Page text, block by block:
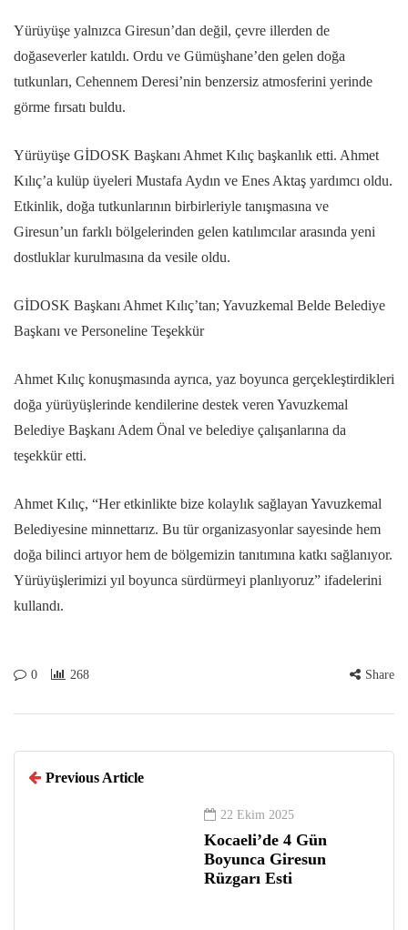
Yürüyüşe yalnızca Giresun’dan değil, çevre illerden de
doğaseverler katıldı. Ordu ve Gümüşhane’den gelen doğa
tutkunları, Cehennem Deresi’nin benzersiz atmosferini yerinde
görme fırsatı buldu.
Yürüyüşe GİDOSK Başkanı Ahmet Kılıç başkanlık etti. Ahmet
Kılıç’a kulüp üyeleri Mustafa Aydın ve Enes Aktaş yardımcı oldu.
Etkinlik, doğa tutkunlarının birbirleriyle tanışmasına ve
Giresun’un farklı bölgelerinden gelen katılımcılar arasında yeni
dostluklar kurulmasına da vesile oldu.
GİDOSK Başkanı Ahmet Kılıç’tan; Yavuzkemal Belde Belediye
Başkanı ve Personeline Teşekkür
Ahmet Kılıç konuşmasında ayrıca, yaz boyunca gerçekleştirdikleri
doğa yürüyüşlerinde kendilerine destek veren Yavuzkemal
Belediye Başkanı Adem Önal ve belediye çalışanlarına da
teşekkür etti.
Ahmet Kılıç, “Her etkinlikte bize kolaylık sağlayan Yavuzkemal
Belediyesine minnettarız. Bu tür organizasyonlar sayesinde hem
doğa bilinci artıyor hem de bölgemizin tanıtımına katkı sağlanıyor.
Yürüyüşlerimizi yıl boyunca sürdürmeyi planlıyoruz” ifadelerini
kullandı.
0 268 Share
Previous Article
22 Ekim 2025
Kocaeli’de 4 Gün
Boyunca Giresun
Rüzgarı Esti